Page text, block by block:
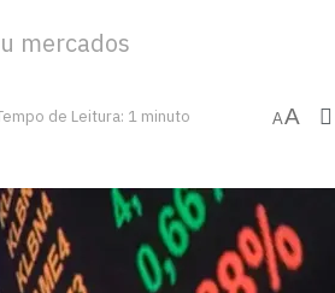
mercados
de Leitura: 1 minuto AA